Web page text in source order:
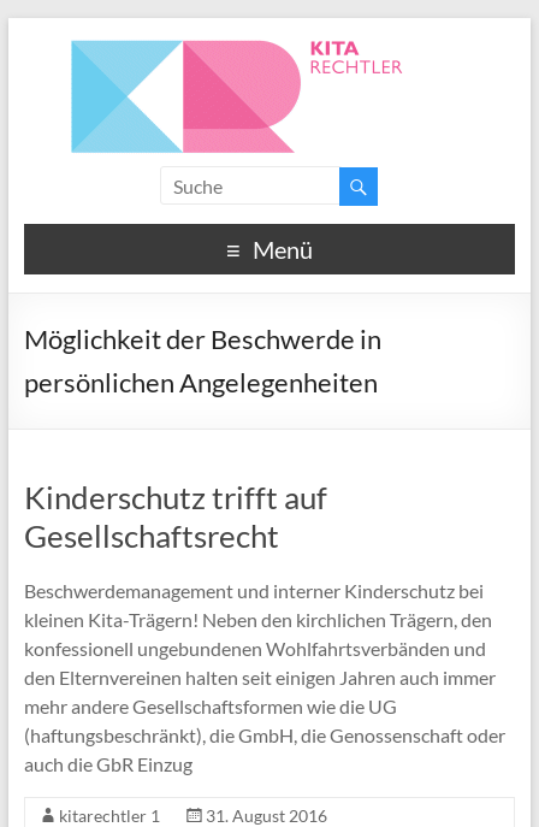
Menü
Möglichkeit der Beschwerde in
persönlichen Angelegenheiten
Kinderschutz trifft auf
Gesellschaftsrecht
Beschwerdemanagement und interner Kinderschutz bei
kleinen Kita-Trägern! Neben den kirchlichen Trägern, den
konfessionell ungebundenen Wohlfahrtsverbänden und
den Elternvereinen halten seit einigen Jahren auch immer
mehr andere Gesellschaftsformen wie die UG
(haftungsbeschränkt), die GmbH, die Genossenschaft oder
auch die GbR Einzug
kitarechtler 1
31. August 2016